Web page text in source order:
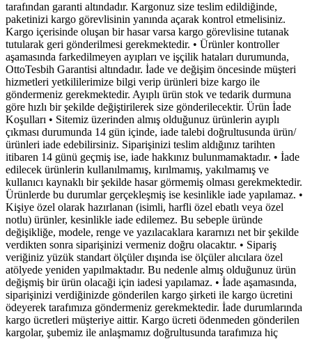
tarafından garanti altındadır. Kargonuz size teslim edildiğinde,
paketinizi kargo görevlisinin yanında açarak kontrol etmelisiniz.
Kargo içerisinde oluşan bir hasar varsa kargo görevlisine tutanak
tutularak geri gönderilmesi gerekmektedir. • Ürünler kontroller
aşamasında farkedilmeyen ayıpları ve işçilik hataları durumunda,
OttoTesbih Garantisi altındadır. İade ve değişim öncesinde müşteri
hizmetleri yetkililerimize bilgi verip ürünleri bize kargo ile
göndermeniz gerekmektedir. Ayıplı ürün stok ve tedarik durmuna
göre hızlı bir şekilde değiştirilerek size gönderilecektir. Ürün İade
Koşulları • Sitemiz üzerinden almış olduğunuz ürünlerin ayıplı
çıkması durumunda 14 gün içinde, iade talebi doğrultusunda ürün/
ürünleri iade edebilirsiniz. Siparişinizi teslim aldığınız tarihten
itibaren 14 günü geçmiş ise, iade hakkınız bulunmamaktadır. • İade
edilecek ürünlerin kullanılmamış, kırılmamış, yakılmamış ve
kullanıcı kaynaklı bir şekilde hasar görmemiş olması gerekmektedir.
Ürünlerde bu durumlar gerçekleşmiş ise kesinlikle iade yapılamaz. •
Kişiye özel olarak hazırlanan (isimli, harfli özel ebatlı veya özel
notlu) ürünler, kesinlikle iade edilemez. Bu sebeple üründe
değişikliğe, modele, renge ve yazılacaklara kararnızı net bir şekilde
verdikten sonra siparişinizi vermeniz doğru olacaktır. • Sipariş
veriğiniz yüzük standart ölçüler dışında ise ölçüler alıcılara özel
atölyede yeniden yapılmaktadır. Bu nedenle almış olduğunuz ürün
değişmiş bir ürün olacaği için iadesi yapılamaz. • İade aşamasında,
siparişinizi verdiğinizde gönderilen kargo şirketi ile kargo ücretini
ödeyerek tarafımıza göndermeniz gerekmektedir. İade durumlarında
kargo ücretleri müşteriye aittir. Kargo ücreti ödenmeden gönderilen
kargolar, şubemiz ile anlaşmamız doğrultusunda tarafımıza hiç